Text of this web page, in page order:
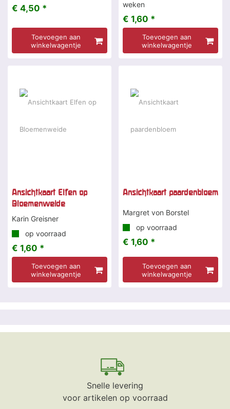
€ 4,50 *
Toevoegen aan
winkelwagentje
weken
€ 1,60 *
Toevoegen aan
winkelwagentje
Ansichtkaart Elfen op
Bloemenweide
Karin Greisner
op voorraad
€ 1,60 *
Toevoegen aan
winkelwagentje
Ansichtkaart paardenbloem
Margret von Borstel
op voorraad
€ 1,60 *
Toevoegen aan
winkelwagentje
Snelle levering
voor artikelen op voorraad